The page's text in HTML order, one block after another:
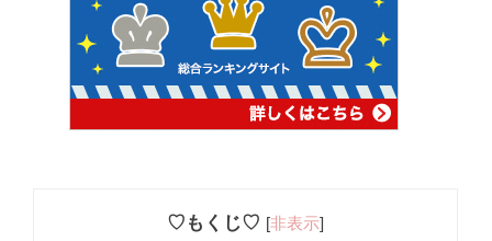
♡もくじ♡ [非表示]